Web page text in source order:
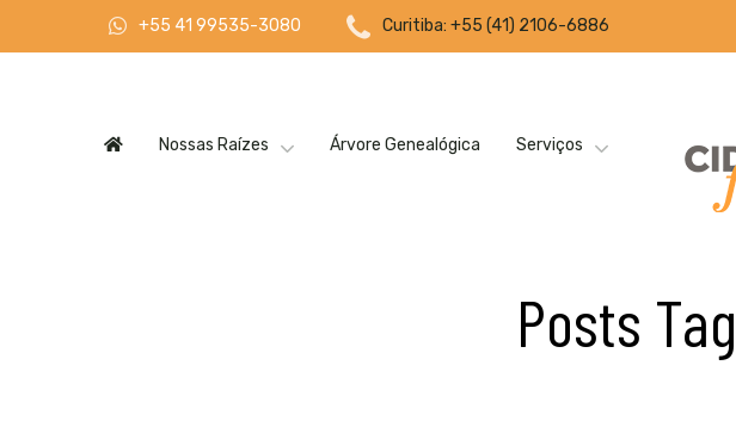
+55 41 99535-3080 Curitiba: +55 (41) 2106-6886
Nossas Raízes Árvore Genealógica Serviços
Posts